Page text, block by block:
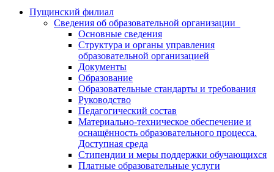
Пущинский филиал
Сведения об образовательной организации
Основные сведения
Структура и органы управления
образовательной организацией
Документы
Образование
Образовательные стандарты и требования
Руководство
Педагогический состав
Материально-техническое обеспечение и
оснащённость образовательного процесса.
Доступная среда
Стипендии и меры поддержки обучающихся
Платные образовательные услуги